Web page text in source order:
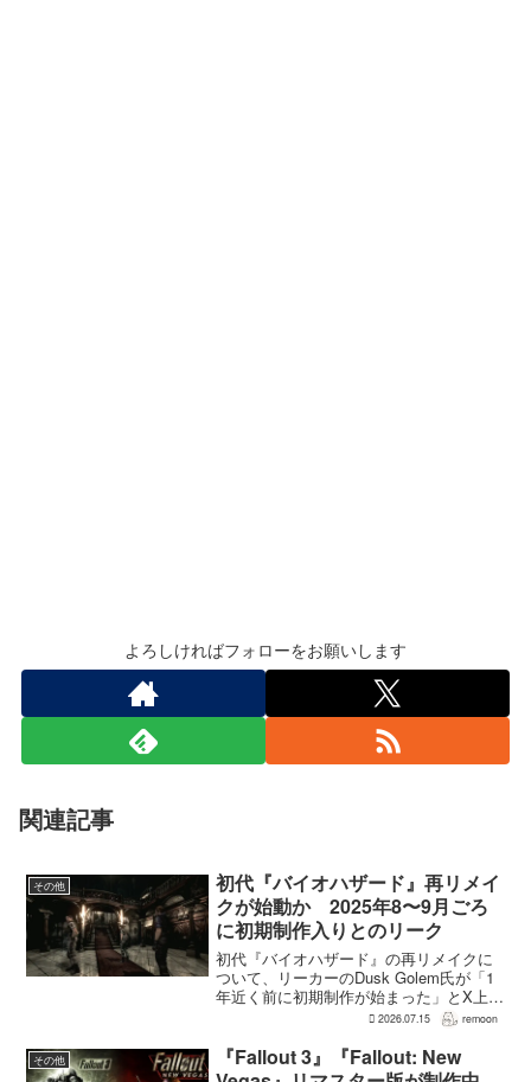
よろしければフォローをお願いします
関連記事
その他
初代『バイオハザード』再リメイ
クが始動か 2025年8〜9月ごろ
に初期制作入りとのリーク
初代『バイオハザード』の再リメイクに
ついて、リーカーのDusk Golem氏が「1
年近く前に初期制作が始まった」とX上で
述べた。同氏によれば、プリプロダクシ
本格制作へ移るのは『バイオハザード
RE:...
2026.07.15 remoon
その他
『Fallout 3』『Fallout: New